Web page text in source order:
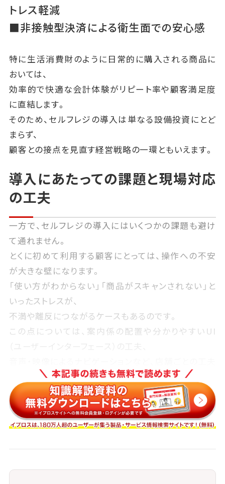
トレス軽減
■非接触型決済による衛生面での安心感
特に生活消費財のように日常的に購入される商品に
おいては、
効率的で快適な会計体験がリピート率や顧客満足度
に直結します。
そのため、セルフレジの導入は単なる設備投資にとど
まらず、
顧客との接点を見直す経営戦略の一環ともいえます。
導入にあたっての課題と現場対応
の工夫
一方で、セルフレジの導入にはいくつかの課題も避け
て通れません。
とくに初めて利用する顧客にとっては、操作への不安
が大きな壁になります。
「使い方がわからない」「商品がスキャンされない」と
いったストレスが、
不満や離反につながるケースもあるのです。
この点については、案内係の配置や分かりやすいUI
が求められます。
また、万引きや不正行為の防止も重要なテーマです。
監視カメラや重量センサー、
AIによる行動検知の導入により、不正防止策を強化す
さらに、機械トラブルや支払いエラーなどへの即時対
応体制が必要です。